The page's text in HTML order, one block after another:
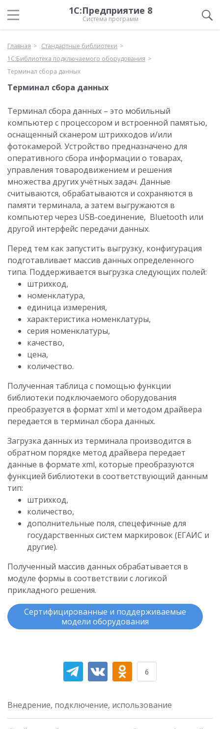
1С:Предприятие 8
Система программ
Главная
Стандартные библиотеки
1С:Библиотека подключаемого оборудования
Терминал сбора данных
Терминал сбора данных
Терминал сбора данных – это мобильный
компьютер с процессором и встроенной памятью,
оснащенный сканером штрихкодов и/или
фотокамерой. Устройство предназначено для
оперативного сбора информации о товарах,
управления товародвижением и решения
множества других учётных задач. Данные
считываются, обрабатываются и сохраняются в
памяти терминала, а затем выгружаются в
компьютер через USB-соединение, Bluetooth или
другой интерфейс передачи данных.
Перед тем как запустить выгрузку, конфигурация
подготавливает массив данных определенного
типа. Поддерживается выгрузка следующих полей:
штрихкод,
номенклатура,
единица измерения,
характеристика номенклатуры,
серия номенклатуры,
качество,
цена,
количество.
Полученная таблица с помощью функции
библиотеки подключаемого оборудования
преобразуется в формат xml и методом драйвера
передается в терминал сбора данных.
Загрузка данных из терминала производится в
обратном порядке метод драйвера передает
данные в формате xml, которые преобразуются
функцией библиотеки в соответствующий данным
тип:
штрихкод,
количество,
дополнительные поля, спецефичные для
государственных систем маркировок (ЕГАИС и
другие).
Полученный массив данных обрабатывается в
модуле формы в соответствии с логикой
прикладного решения.
Сертифицированные и поддерживаемые
модели оборудования
6
Внедрение, подключение, использование